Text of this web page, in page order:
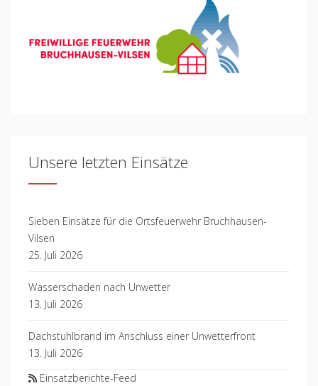
Unsere letzten Einsätze
Sieben Einsätze für die Ortsfeuerwehr Bruchhausen-
Vilsen
25. Juli 2026
Wasserschaden nach Unwetter
13. Juli 2026
Dachstuhlbrand im Anschluss einer Unwetterfront
13. Juli 2026
Einsatzberichte-Feed